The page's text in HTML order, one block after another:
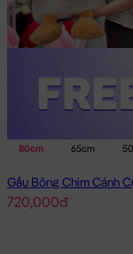
80cm 65cm
720,000đ